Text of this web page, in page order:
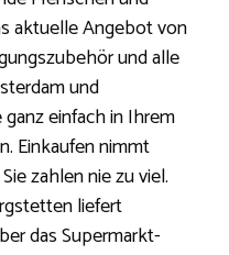
aktuelle Angebot von
und alle
und
einfach in Ihrem
Einkaufen nimmt
zahlen nie zu viel.
liefert
das Supermarkt-